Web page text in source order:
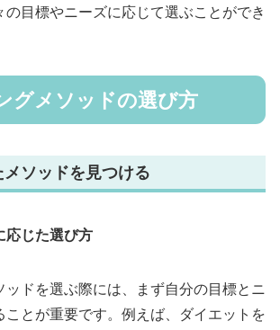
の目標やニーズに応じて選ぶことができ
グメソッドの選び方
メソッドを見つける
応じた選び方
ッドを選ぶ際には、まず自分の目標とニ
ことが重要です。例えば、ダイエットを